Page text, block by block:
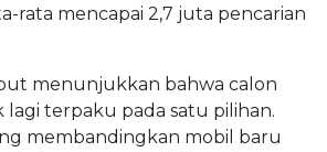
rata mencapai 2,7 juta pencarian
menunjukkan bahwa calon
lagi terpaku pada satu pilihan.
membandingkan mobil baru